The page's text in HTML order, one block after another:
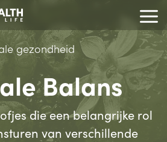
gezondheid
Balans
die een belangrijke rol
van verschillende